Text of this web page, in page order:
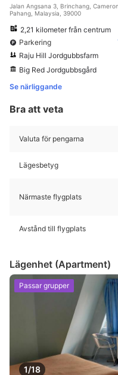
Jalan Angsana 3, Brinchang,
Pahang, Malaysia, 39000
2,21 kilometer från centrum
Parkering
Raju Hill Jordgubbsfarm
Big Red Jordgubbsgård
Se närliggande
Bra att veta
Valuta för pengarna
Lägesbetyg
Närmaste flygplats
Avstånd till flygplats
Lägenhet (Apartment)
1/18
Passar grupper